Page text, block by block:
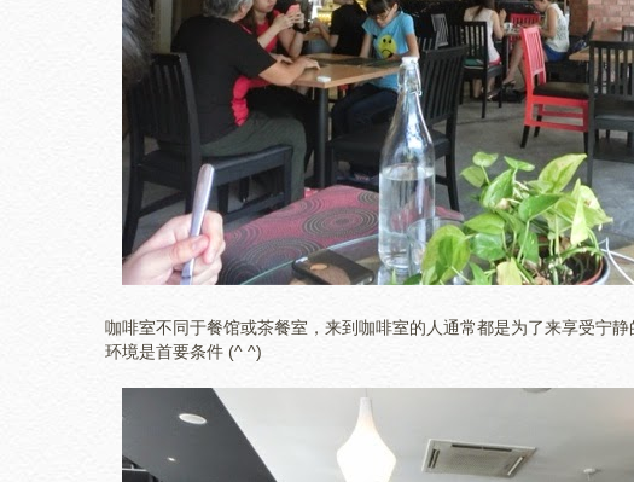
咖啡室不同于餐馆或茶餐室，来到咖啡室的人通常都是为了来享受宁
环境是首要条件 (^ ^)